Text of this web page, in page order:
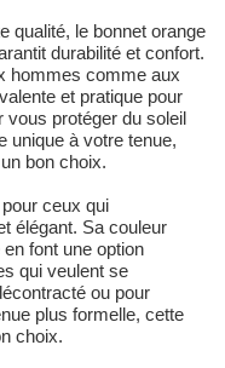
qualité, le bonnet orange
durabilité et confort.
hommes comme aux
et pratique pour
protéger du soleil
unique à votre tenue,
bon choix.
ceux qui
élégant. Sa couleur
font une option
qui veulent se
ou pour
plus formelle, cette
choix.